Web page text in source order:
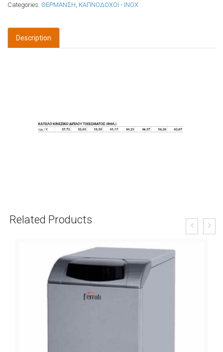
Categories: ΘΕΡΜΑΝΣΗ ΚΑΠΝΟΔΟΧΟΙ - INOX
Description
Related Products